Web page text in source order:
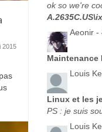
2015
ok so we're
Aeonir -
Maintenance
Louis
Linux et les
PS : je suis
Louis